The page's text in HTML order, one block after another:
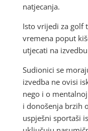
natjecanja.
Isto vrijedi za golf
vremena poput
utjecati na
Sudionici se
izvedba ne ovisi
nego i o
i donošenja brzih
uspješni sportaši